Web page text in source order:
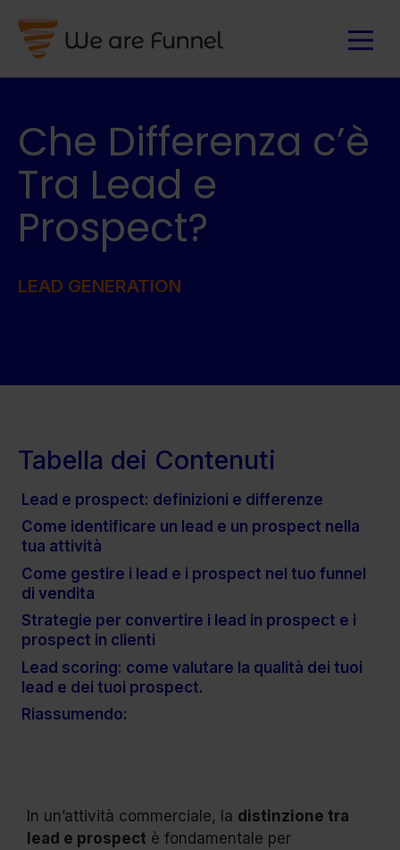
Che Differenza c’è
Tra Lead e
Prospect?
LEAD GENERATION
Tabella dei Contenuti
Lead e prospect: definizioni e differenze
Come identificare un lead e un prospect nella
tua attività
Come gestire i lead e i prospect nel tuo funnel
di vendita
Strategie per convertire i lead in prospect e i
prospect in clienti
Lead scoring: come valutare la qualità dei tuoi
lead e dei tuoi prospect.
Riassumendo:
In un’attività commerciale, la distinzione tra
lead e prospect è fondamentale per